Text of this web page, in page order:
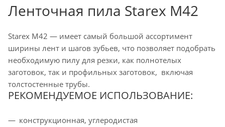
Ленточная пила Starex M42
Starex M42 — имеет самый большой ассортимент
ширины лент и шагов зубьев, что позволяет подобрать
необходимую пилу для резки, как полнотелых
заготовок, так и профильных заготовок, включая
толстостенные трубы.
РЕКОМЕНДУЕМОЕ ИСПОЛЬЗОВАНИЕ:
конструкционная, углеродистая